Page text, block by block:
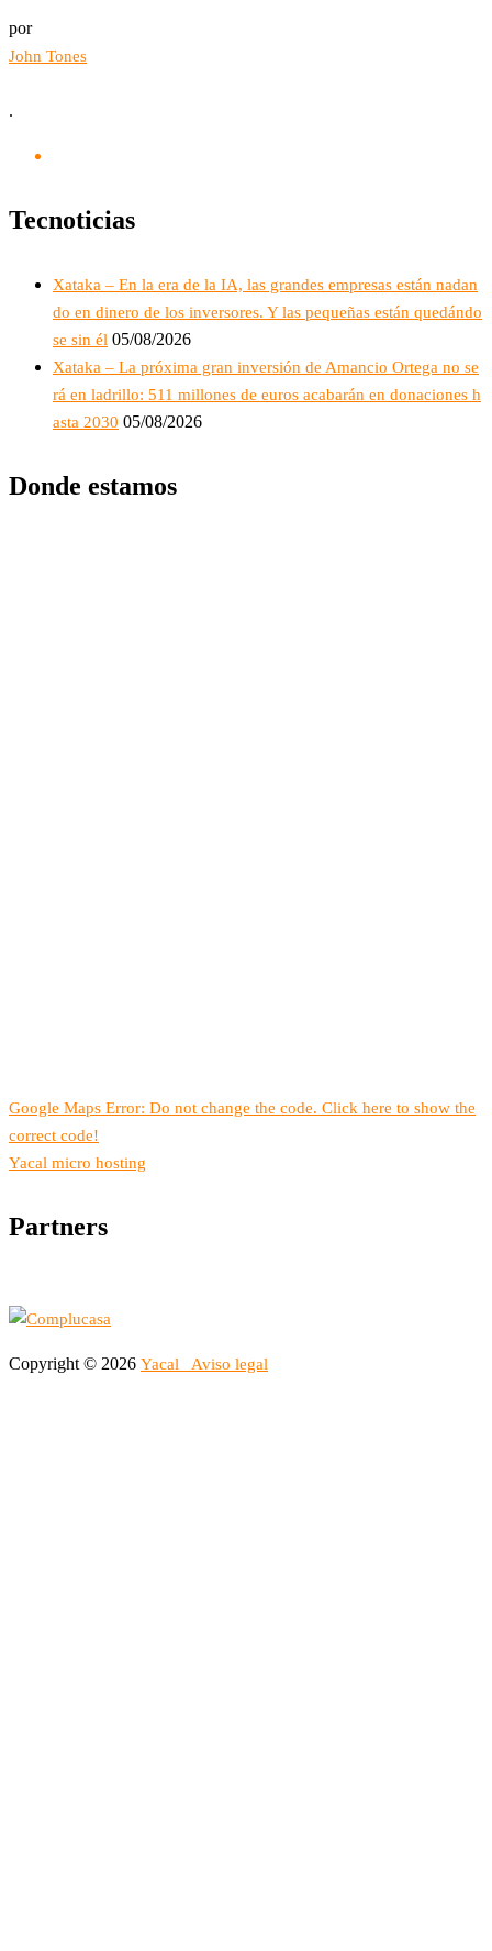
por
John Tones
.
Tecnoticias
Xataka – En la era de la IA, las grandes empresas están nadan
do en dinero de los inversores. Y las pequeñas están quedándo
se sin él 05/08/2026
Xataka – La próxima gran inversión de Amancio Ortega no se
rá en ladrillo: 511 millones de euros acabarán en donaciones h
asta 2030 05/08/2026
Donde estamos
Google Maps Error: Do not change the code. Click here to show the
correct code!
Yacal micro hosting
Partners
Copyright © 2026 Yacal Aviso legal